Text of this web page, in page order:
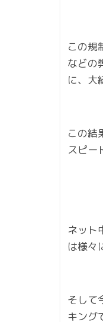
この規
などの
に、大
この結
スピー
ネット
は様々
そして
キング